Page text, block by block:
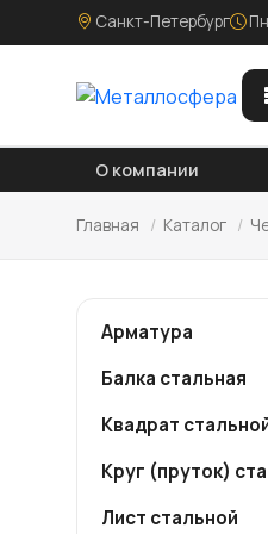
Санкт-Петербург
О компании
Главная / Каталог /
Арматура
Балка стальная
Квадрат
Круг (пруток)
Лист стальной